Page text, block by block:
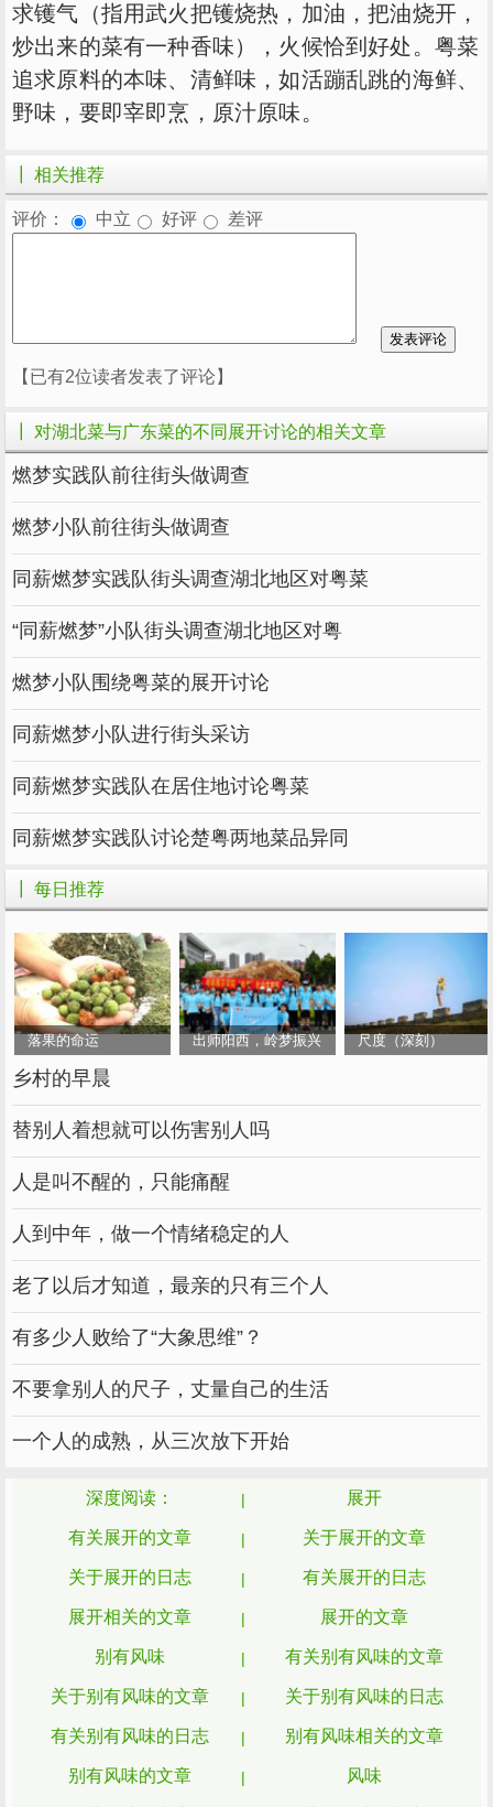
求镬气（指用武火把镬烧热，加油，把油烧开，
炒出来的菜有一种香味），火候恰到好处。粤菜
追求原料的本味、清鲜味，如活蹦乱跳的海鲜、
野味，要即宰即烹，原汁原味。
┃ 相关推荐
评价： 中立 好评 差评
【已有2位读者发表了评论】
┃ 对湖北菜与广东菜的不同展开讨论的相关文章
燃梦实践队前往街头做调查
燃梦小队前往街头做调查
同薪燃梦实践队街头调查湖北地区对粤菜
“同薪燃梦”小队街头调查湖北地区对粤
燃梦小队围绕粤菜的展开讨论
同薪燃梦小队进行街头采访
同薪燃梦实践队在居住地讨论粤菜
同薪燃梦实践队讨论楚粤两地菜品异同
┃ 每日推荐
落果的命运 出师阳西，岭梦振兴 尺度（深刻）
乡村的早晨
替别人着想就可以伤害别人吗
人是叫不醒的，只能痛醒
人到中年，做一个情绪稳定的人
老了以后才知道，最亲的只有三个人
有多少人败给了“大象思维”？
不要拿别人的尺子，丈量自己的生活
一个人的成熟，从三次放下开始
深度阅读： 展开
有关展开的文章 关于展开的文章
关于展开的日志 有关展开的日志
展开相关的文章 展开的文章
别有风味 有关别有风味的文章
关于别有风味的文章 关于别有风味的日志
有关别有风味的日志 别有风味相关的文章
别有风味的文章 风味